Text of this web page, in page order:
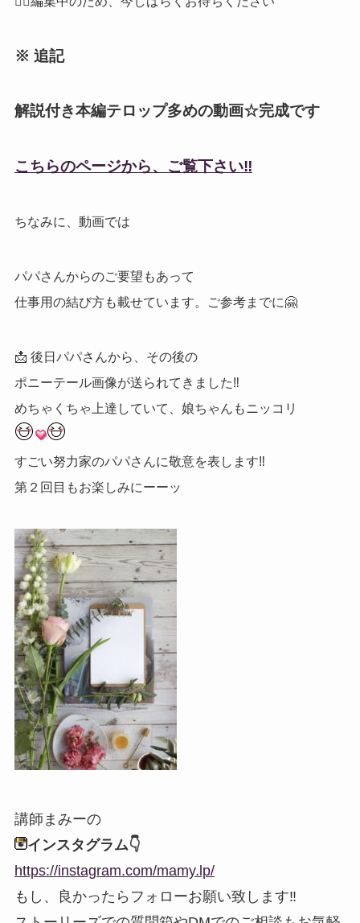
※ 追記
解説付き本編テロップ多めの動画☆完成です
こちらのページから、ご覧下さい‼️
ちなみに、動画では
パパさんからのご要望もあって
仕事用の結び方も載せています。ご参考までに🤗
📩 後日パパさんから、その後の
ポニーテール画像が送られてきました‼︎
めちゃくちゃ上達していて、娘ちゃんもニッコリ
すごい努力家のパパさんに敬意を表します‼︎
第２回目もお楽しみにーーッ
講師まみーの
インスタグラム👇
https://instagram.com/mamy.lp/
もし、良かったらフォローお願い致します‼︎